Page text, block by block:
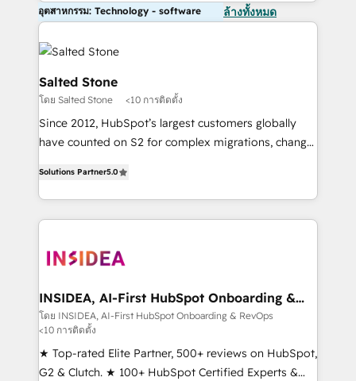
อุตสาหกรรม: Technology - software ล้างทั้งหมด
Salted Stone
โดย Salted Stone <10 การติดตั้ง
Since 2012, HubSpot’s largest customers globally
have counted on S2 for complex migrations, change
solutions that deliver measurable impact and
transform brand experiences As one of the few full-
service creative agencies in the HubSpot
winning design to build scalable, globally
marketing campaigns, & RevOps frameworks that
fuel long-term success We connect the entire
customer lifecycle through seamless integrations,
ensure long-term adoption with change-
management programs, and align marketing, sales,
Solutions Partner5.0
INSIDEA, AI-First HubSpot Onboarding &
RevOps
โดย INSIDEA, AI-First HubSpot Onboarding & RevOps
<10 การติดตั้ง
★ Top-rated Elite Partner, 500+ reviews on HubSpot,
G2 & Clutch. ★ 100+ HubSpot Certified Experts &